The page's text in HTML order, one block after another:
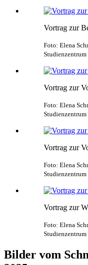
Vortrag zur
Foto: Elena
Vortrag zur
Foto: Elena
Vortrag zur
Foto: Elena
Vortrag zur
Foto: Elena
Bilder vom